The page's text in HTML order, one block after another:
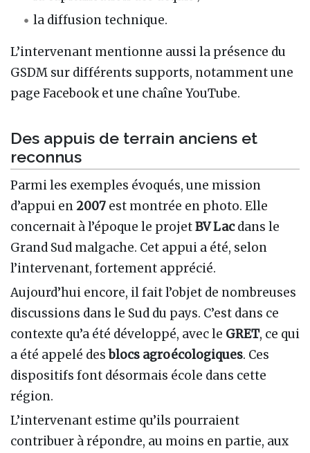
la diffusion technique.
L’intervenant mentionne aussi la présence du
GSDM sur différents supports, notamment une
page Facebook et une chaîne YouTube.
Des appuis de terrain anciens et
reconnus
Parmi les exemples évoqués, une mission
d’appui en 2007 est montrée en photo. Elle
concernait à l’époque le projetBV Lacdans le
Grand Sud malgache. Cet appui a été, selon
l’intervenant, fortement apprécié.
Aujourd’hui encore, il fait l’objet de nombreuses
discussions dans le Sud du pays. C’est dans ce
contexte qu’a été développé, avec le GRET, ce qui
a été appelé desblocs agroécologiques. Ces
dispositifs font désormais école dans cette
région.
L’intervenant estime qu’ils pourraient
contribuer à répondre, au moins en partie, aux